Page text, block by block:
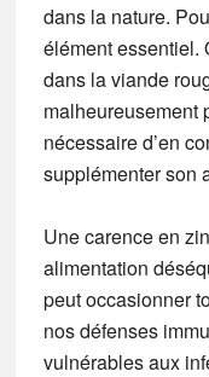
dans la nature.
élément essentiel.
dans la viande
malheureusement
nécessaire d’en
supplémenter son
Une carence en
alimentation
peut occasionner
nos défenses
vulnérables aux